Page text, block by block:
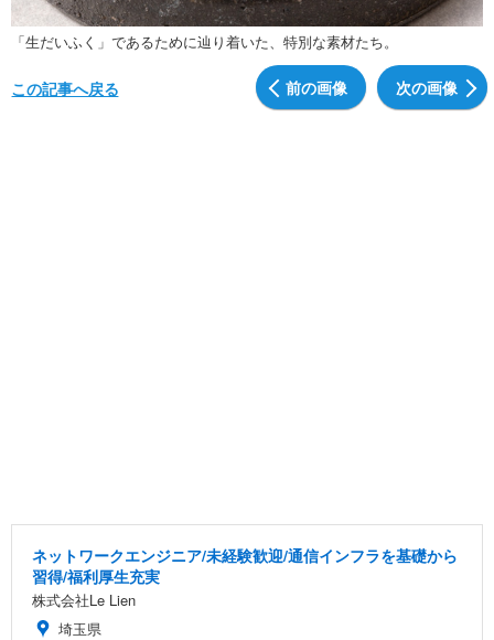
「生だいふく」であるために辿り着いた、特別な素材たち。
前の画像 次の画像
この記事へ戻る
ネットワークエンジニア/未経験歓迎/通信インフラを基礎から
習得/福利厚生充実
株式会社Le Lien
埼玉県